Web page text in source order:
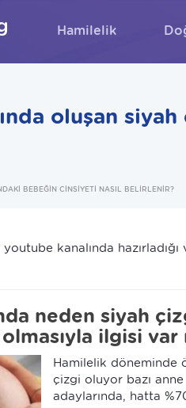
Hamilelik
oluşan
BEBEĞİN CİNSİYETİ NASIL BELİRLENİR?
youtube kanalında
neden siyah
ilgisi var
Hamilelik döneminde
çizgi oluyor bazı anne
adaylarında, hatta